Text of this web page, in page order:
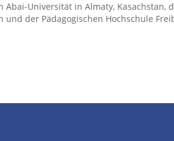
Universität in Almaty, Kasachstan,
der Pädagogischen Hochschule